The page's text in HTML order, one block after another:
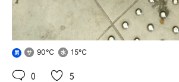
男 90℃ 15℃
0 5